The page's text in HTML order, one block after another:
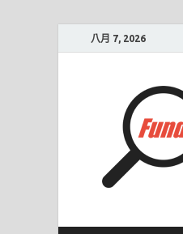
八月 7, 2026